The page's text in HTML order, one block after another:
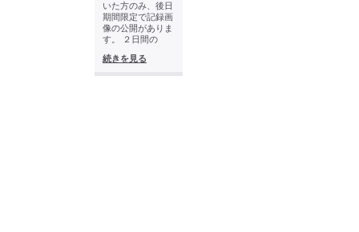
いた方のみ、後日
期間限定で記録画
像の公開がありま
す。 ２日間の
続きを見る